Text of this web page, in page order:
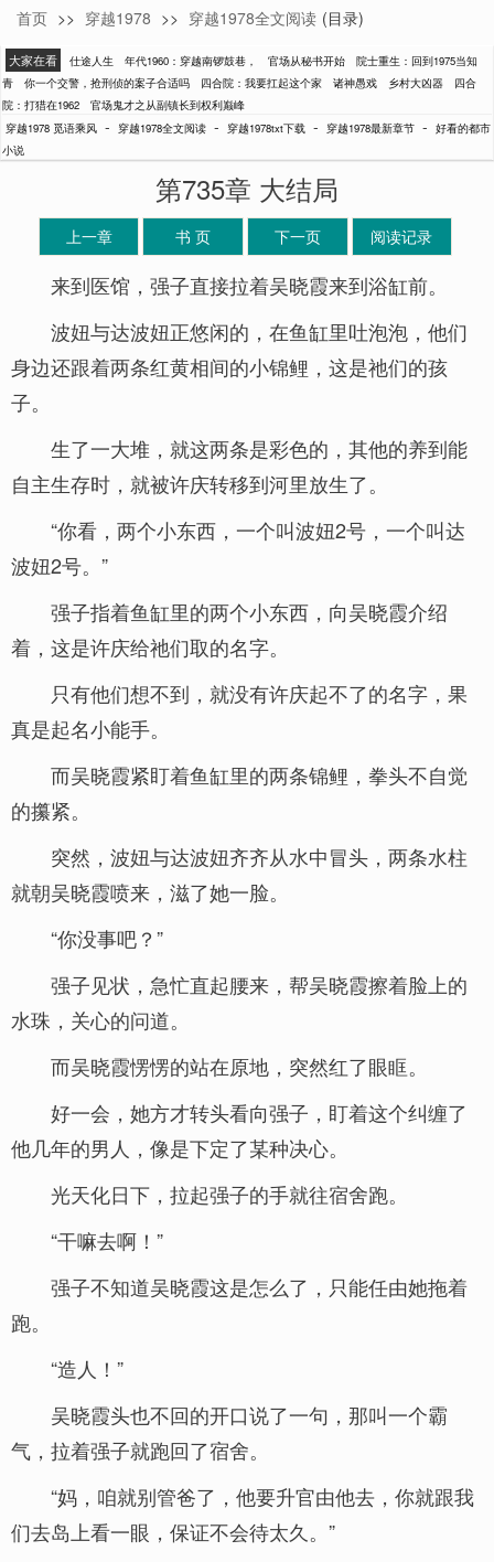
觅语乘风
首页 >> 穿越1978 >> 穿越1978全文阅读 (目录)
大家在看 仕途人生 年代1960：穿越南锣鼓巷， 官场从秘书开始
院士重生：回到1975当知
青
你一个交警，抢刑侦的案子合适吗 四合院：我要扛起这个家 诸神愚戏 乡村大凶器
四合
院：打猎在1962
官场鬼才之从副镇长到权利巅峰
穿越1978 觅语乘风 - 穿越1978全文阅读 - 穿越1978txt下载 - 穿越1978最新章节 - 好看的都市
小说
第735章 大结局
上一章 书 页 下一页 阅读记录
来到医馆，强子直接拉着吴晓霞来到浴缸前。
波妞与达波妞正悠闲的，在鱼缸里吐泡泡，他们
身边还跟着两条红黄相间的小锦鲤，这是祂们的孩
子。
生了一大堆，就这两条是彩色的，其他的养到能
自主生存时，就被许庆转移到河里放生了。
“你看，两个小东西，一个叫波妞2号，一个叫达
波妞2号。”
强子指着鱼缸里的两个小东西，向吴晓霞介绍
着，这是许庆给祂们取的名字。
只有他们想不到，就没有许庆起不了的名字，果
真是起名小能手。
而吴晓霞紧盯着鱼缸里的两条锦鲤，拳头不自觉
的攥紧。
突然，波妞与达波妞齐齐从水中冒头，两条水柱
就朝吴晓霞喷来，滋了她一脸。
“你没事吧？”
强子见状，急忙直起腰来，帮吴晓霞擦着脸上的
水珠，关心的问道。
而吴晓霞愣愣的站在原地，突然红了眼眶。
好一会，她方才转头看向强子，盯着这个纠缠了
他几年的男人，像是下定了某种决心。
光天化日下，拉起强子的手就往宿舍跑。
“干嘛去啊！”
强子不知道吴晓霞这是怎么了，只能任由她拖着
跑。
“造人！”
吴晓霞头也不回的开口说了一句，那叫一个霸
气，拉着强子就跑回了宿舍。
“妈，咱就别管爸了，他要升官由他去，你就跟我
们去岛上看一眼，保证不会待太久。”